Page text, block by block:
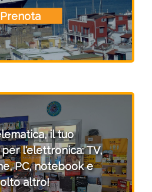
Prenota
il tuo
l'elettronica: TV,
PC, notebook e
altro!